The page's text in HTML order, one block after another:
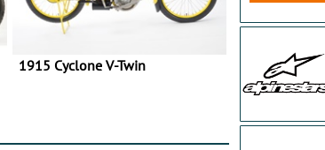
1915 Cyclone V-Twin